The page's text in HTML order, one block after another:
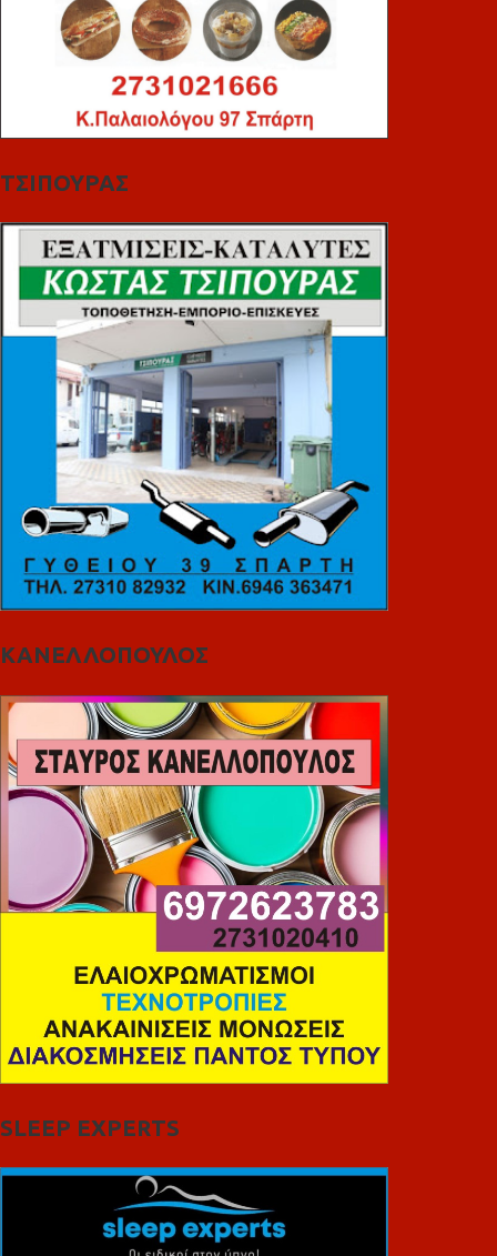
ΤΣΙΠΟΥΡΑΣ
ΚΑΝΕΛΛΟΠΟΥΛΟΣ
SLEEP EXPERTS